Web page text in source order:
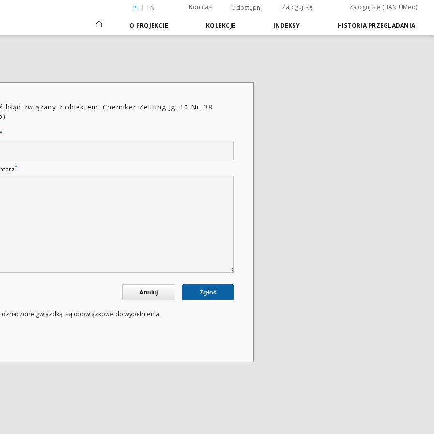
PL EN Kontrast Udostępnij Zaloguj się Zaloguj się (HAN UMed)
O PROJEKCIE KOLEKCJE INDEKSY HISTORIA PRZEGLĄDANIA
błąd związany z obiektem: Chemiker-Zeitung Jg. 10 Nr. 38
*
*
Anuluj Zgłoś
oznaczone gwiazdką, są obowiązkowe do wypełnienia.